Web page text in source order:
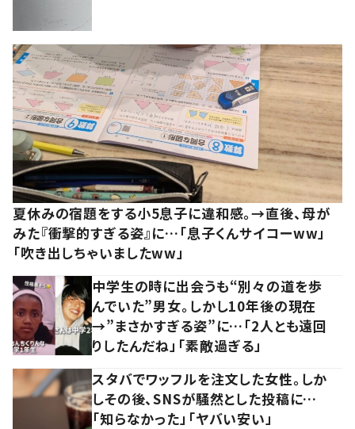
夏休みの宿題をする小5息子に違和感。→直後、母が
みた『衝撃的すぎる姿』に…「息子くんサイコーww」
「吹き出しちゃいましたww」
中学生の時に出会うも“別々の道を歩
んでいた”男女。しかし10年後の現在
→”まさかすぎる姿”に…「2人とも遠回
りしたんだね」「素敵過ぎる」
スタバでワッフルを注文した女性。しか
しその後、SNSが騒然とした投稿に…
「知らなかった」「ヤバい安い」